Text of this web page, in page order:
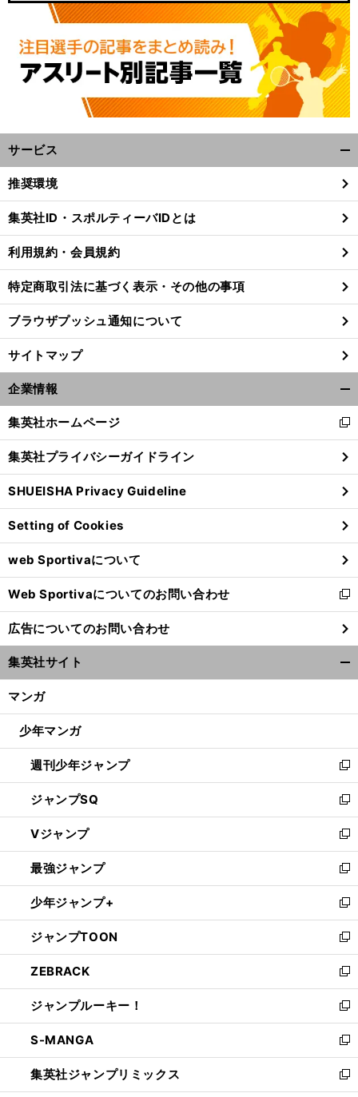
サービス
閉
る
推奨環境
集英社ID・スポルティーバIDとは
利用規約・会員規約
特定商取引法に基づく表示・その他の事項
ブラウザプッシュ通知について
サイトマップ
企業情報
閉
る
集英社ホームページ
新
し
い
ウ
ィ
ン
ド
ウ
で
開
く
集英社プライバシーガイドライン
SHUEISHA Privacy Guideline
Setting of Cookies
web Sportivaについて
Web Sportivaについてのお問い合わせ
新
し
い
ウ
ィ
ン
ウ
開
く
広告についてのお問い合わせ
集英社サイト
マンガ
少年マンガ
週刊少年ジャンプ
新
し
い
ウ
ィ
ン
ド
ウ
で
開
く
ジャンプSQ
新
し
い
ウ
ィ
ン
ド
ウ
で
開
く
Vジャンプ
新
し
い
ウ
ィ
ン
ド
ウ
で
開
く
最強ジャンプ
新
し
い
ウ
ィ
ン
ド
ウ
で
開
く
少年ジャンプ+
新
し
い
ウ
ィ
ン
ド
ウ
で
開
く
ジャンプTOON
新
し
い
ウ
ィ
ン
ド
ウ
で
開
ZEBRACK
新
し
い
ウ
ィ
ン
ド
ウ
ジャンプルーキー！
新
し
い
ウ
ィ
ン
S-MANGA
新
し
い
ウ
集英社ジャンプリミックス
新